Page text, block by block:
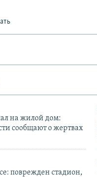
на жилой дом:
сообщают о жертвах
поврежден стадион,